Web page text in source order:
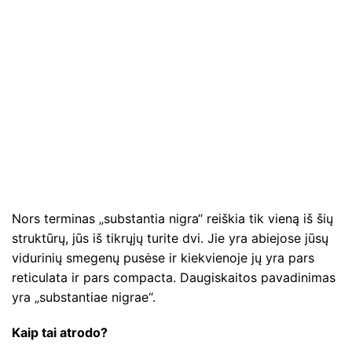
Nors terminas „substantia nigra“ reiškia tik vieną iš šių
struktūrų, jūs iš tikrųjų turite dvi. Jie yra abiejose jūsų
vidurinių smegenų pusėse ir kiekvienoje jų yra pars
reticulata ir pars compacta. Daugiskaitos pavadinimas
yra „substantiae nigrae“.
Kaip tai atrodo?